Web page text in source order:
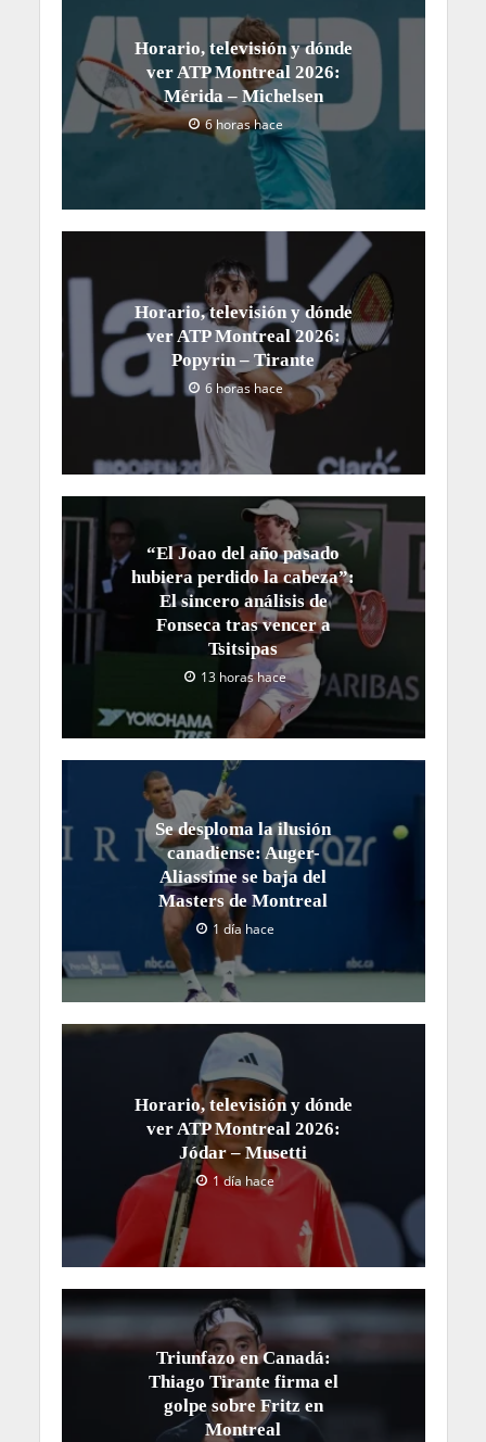
Horario, televisión y dónde
ver ATP Montreal 2026:
Mérida – Michelsen
6 horas hace
Horario, televisión y dónde
ver ATP Montreal 2026:
Popyrin – Tirante
6 horas hace
“El Joao del año pasado
hubiera perdido la cabeza”:
El sincero análisis de
Fonseca tras vencer a
Tsitsipas
13 horas hace
Se desploma la ilusión
canadiense: Auger-
Aliassime se baja del
Masters de Montreal
1 día hace
Horario, televisión y dónde
ver ATP Montreal 2026:
Jódar – Musetti
1 día hace
Triunfazo en Canadá:
Thiago Tirante firma el
golpe sobre Fritz en
Montreal